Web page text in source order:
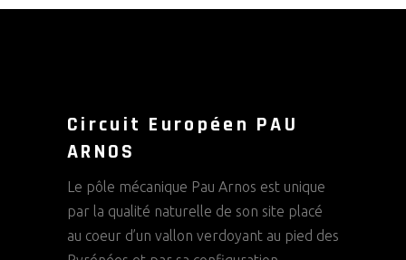
Circuit Européen PAU
ARNOS
Le pôle mécanique Pau Arnos est unique
par la qualité naturelle de son site placé
au coeur d’un vallon verdoyant au pied des